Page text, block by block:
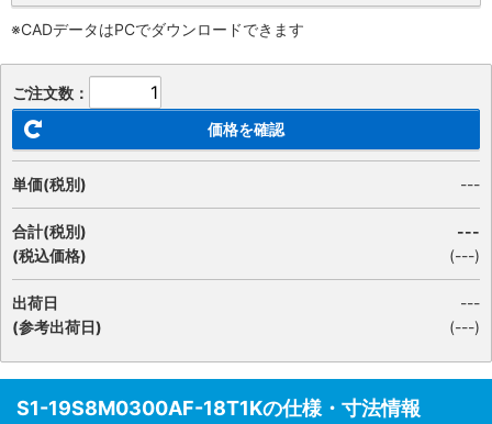
※CADデータはPCでダウンロードできます
ご注文数：
価格を確認
単価(税別) ---
合計(税別)
(税込価格)
---
(---)
出荷日
(参考出荷日)
---
(---)
S1-19S8M0300AF-18T1Kの仕様・寸法情報